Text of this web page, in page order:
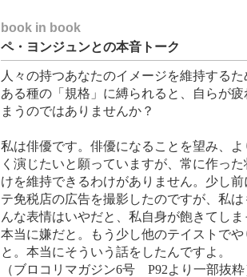
book in book
ペ・ヨンジュンとの本音トーク
人々の持つあなたのイメージを維持する
ある種の「規格」に縛られると、自らが疲
まうのではありませんか？
私は俳優です。俳優になることを望み、よ
く演じたいと願っていますが、常に作っ
けを維持できるわけがありません。少し前
テ免税店の広告を撮影したのですが、私は
んな表情はいやだと、私自身が飽きてしま
本当に嫌だと。もう少し他のテイストでや
と。本当にそういう話をしたんですよ。
（ブロコリマガジン6号 P92より一部抜粋